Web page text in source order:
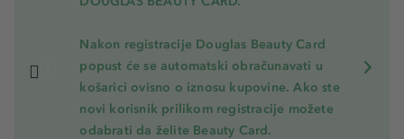
Nakon registracije Douglas Beauty Card
popust će se automatski obračunavati u
košarici ovisno o iznosu kupovine. Ako ste
novi korisnik prilikom registracije možete
odabrati da želite Beauty Card.